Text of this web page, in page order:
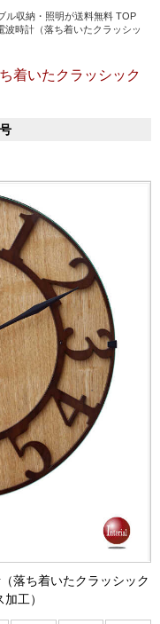
ル収納・照明が送料無料 TOP
波時計（落ち着いたクラッシッ
着いたクラッシック
落ち着いたクラッシック
工）